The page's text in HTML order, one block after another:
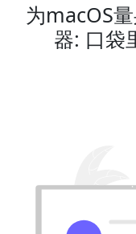
为macOS
器: 口袋